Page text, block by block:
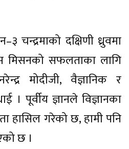
चन्द्रमाको दक्षिणी ध्रुवमा
सफलताका लागि
मोदीजी, वैज्ञानिक र
। पूर्वीय ज्ञानले विज्ञानका
हासिल गरेको छ, हामी पनि
छ ।